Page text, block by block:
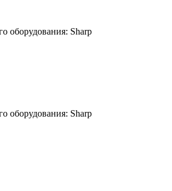
оборудования: Sharp
оборудования: Sharp